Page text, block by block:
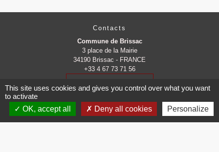
Contacts
Commune de Brissac
3 place de la Mairie
34190 Brissac - FRANCE
+33 4 67 73 71 56
This site uses cookies and gives you control over what you want
to activate
OK, accept all
Deny all cookies Personalize